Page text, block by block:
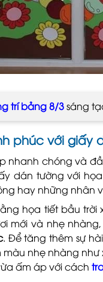
trí bảng 8/3sáng
phúc với giấy
nhanh chóng và
dán tường với
hay những nhân
họa tiết bầu
mới và nhẹ
. Để tăng thêm sự
màu nhẹ nhàng
ấm áp với cách